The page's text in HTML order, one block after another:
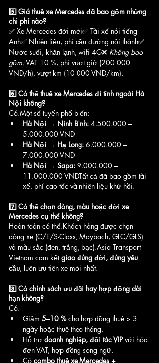
5️⃣ Giá thuê xe Mercedes đã bao gồm những
chi phí nào?
✅ Xe Mercedes đời mới✅ Tài xế nói tiếng
Anh✅ Nhiên liệu, phí cầu đường nội thành✅
Nước suối, khăn lạnh, wifi 4G❌ Không bao
gồm: VAT 10 %, phí vượt giờ (200 000
VNĐ/h), vượt km (10 000 VNĐ/km).
6️⃣ Có thể thuê xe Mercedes đi tỉnh ngoài Hà
Nội không?
Có.Một số tuyến phổ biến:
Hà Nội → Ninh Bình: 4.500.000 –
5.000.000 VNĐ
Hà Nội → Hạ Long: 6.000.000 –
7.000.000 VNĐ
Hà Nội → Sapa: 9.000.000 –
11.000.000 VNĐTất cả đã bao gồm tài
xế, phí cao tốc và nhiên liệu khứ hồi.
7️⃣ Có thể chọn dòng, màu hoặc đời xe
Mercedes cụ thể không?
Hoàn toàn có thể.Khách hàng được chọn
dòng xe (C/E/S-Class, Maybach, GLC/GLS)
và màu sắc (đen, trắng, bạc).Asia Transport
Vietnam cam kết giao đúng đời, đúng yêu
cầu, luôn ưu tiên xe mới nhất.
8️⃣ Có chính sách ưu đãi hay hợp đồng dài
hạn không?
Có.
Giảm 5–10 % cho hợp đồng thuê > 3
ngày hoặc thuê theo tháng.
Hỗ trợ doanh nghiệp, đối tác VIP với hóa
đơn VAT, hợp đồng song ngữ.
Có combo thuê xe Mercedes +